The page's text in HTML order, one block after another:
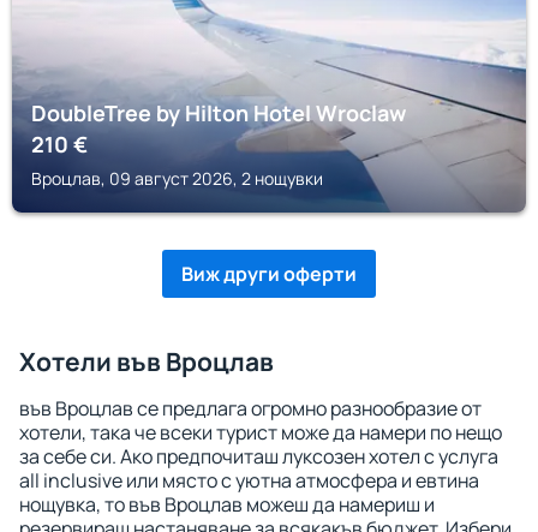
DoubleTree by Hilton Hotel Wroclaw
210€
Вроцлав, 09 август 2026, 2 нощувки
Виж други оферти
Хотели във Вроцлав
във Вроцлав се предлага огромно разнообразие от
хотели, така че всеки турист може да намери по нещо
за себе си. Ако предпочиташ луксозен хотел с услуга
all inclusive или място с уютна атмосфера и евтина
нощувка, то във Вроцлав можеш да намериш и